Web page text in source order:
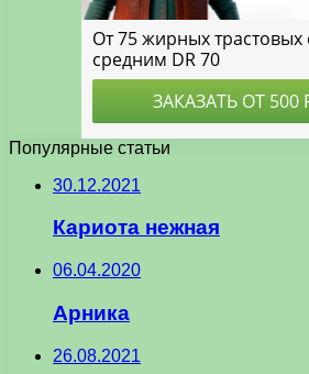
Популярные статьи
30.12.2021
Кариота нежная
06.04.2020
Арника
26.08.2021